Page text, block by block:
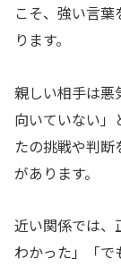
こそ、強い言
ります。
親しい相手は悪
向いていない
たの挑戦や判
があります。
近い関係では、
わかった」「